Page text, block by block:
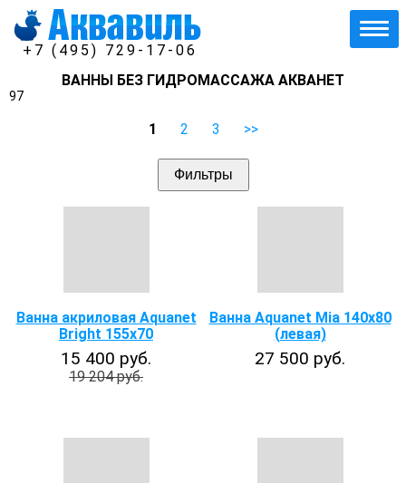
+7 (495) 729-17-06
ВАННЫ БЕЗ ГИДРОМАССАЖА АКВАНЕТ
97
1 2 3 >>
Фильтры
Ванна акриловая Aquanet
Bright 155x70
15 400 руб.
19 204 руб.
Ванна Aquanet Mia 140x80
(левая)
27 500 руб.